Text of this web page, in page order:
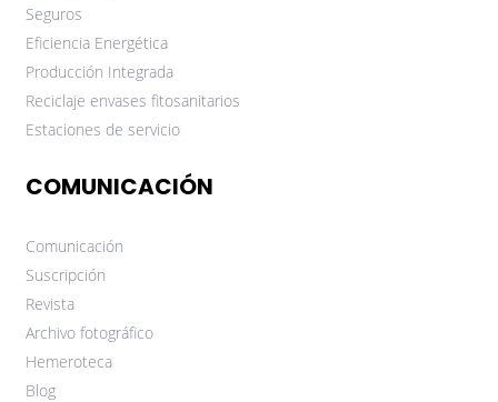
Seguros
Eficiencia Energética
Producción Integrada
Reciclaje envases fitosanitarios
Estaciones de servicio
COMUNICACIÓN
Comunicación
Suscripción
Revista
Archivo fotográfico
Hemeroteca
Blog